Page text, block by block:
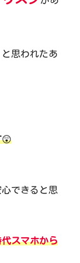
思われたあ
😲
できると思
スマホから